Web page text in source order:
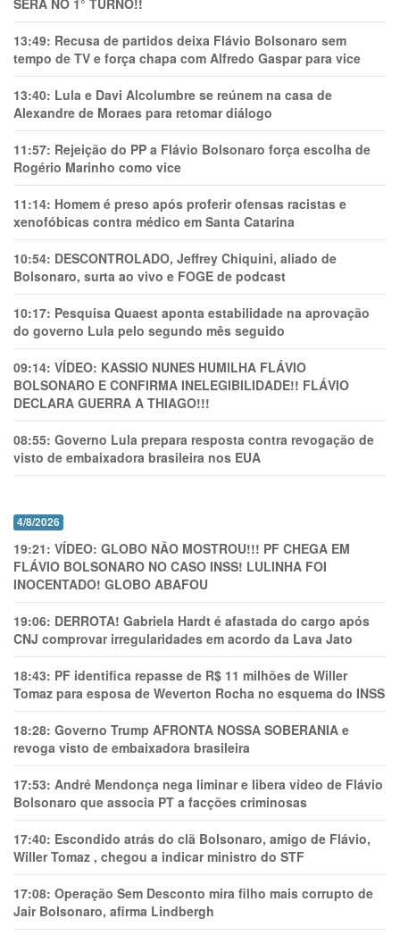
SERÁ NO 1° TURNO!!
13:49: Recusa de partidos deixa Flávio Bolsonaro sem
tempo de TV e força chapa com Alfredo Gaspar para vice
13:40: Lula e Davi Alcolumbre se reúnem na casa de
Alexandre de Moraes para retomar diálogo
11:57: Rejeição do PP a Flávio Bolsonaro força escolha de
Rogério Marinho como vice
11:14: Homem é preso após proferir ofensas racistas e
xenofóbicas contra médico em Santa Catarina
10:54: DESCONTROLADO, Jeffrey Chiquini, aliado de
Bolsonaro, surta ao vivo e FOGE de podcast
10:17: Pesquisa Quaest aponta estabilidade na aprovação
do governo Lula pelo segundo mês seguido
09:14: VÍDEO: KASSIO NUNES HUMlLHA FLÁVIO
BOLSONARO E CONFIRMA INELEGIBILIDADE!! FLÁVIO
DECLARA GUERRA A THIAGO!!!
08:55: Governo Lula prepara resposta contra revogação de
visto de embaixadora brasileira nos EUA
4/8/2026
19:21: VÍDEO: GLOBO NÃO MOSTROU!!! PF CHEGA EM
FLÁVIO BOLSONARO NO CASO INSS! LULINHA FOI
INOCENTADO! GLOBO ABAFOU
19:06: DERROTA! Gabriela Hardt é afastada do cargo após
CNJ comprovar irregularidades em acordo da Lava Jato
18:43: PF identifica repasse de R$ 11 milhões de Willer
Tomaz para esposa de Weverton Rocha no esquema do INSS
18:28: Governo Trump AFRONTA NOSSA SOBERANIA e
revoga visto de embaixadora brasileira
17:53: André Mendonça nega liminar e libera vídeo de Flávio
Bolsonaro que associa PT a facções criminosas
17:40: Escondido atrás do clã Bolsonaro, amigo de Flávio,
Willer Tomaz , chegou a indicar ministro do STF
17:08: Operação Sem Desconto mira filho mais corrupto de
Jair Bolsonaro, afirma Lindbergh